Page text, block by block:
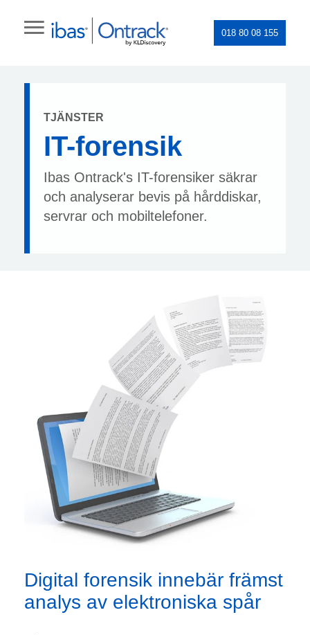
018 80 08 155
TJÄNSTER
IT-forensik
Ibas Ontrack's IT-forensiker säkrar
och analyserar bevis på hårddiskar,
servrar och mobiltelefoner.
Digital forensik innebär främst
analys av elektroniska spår